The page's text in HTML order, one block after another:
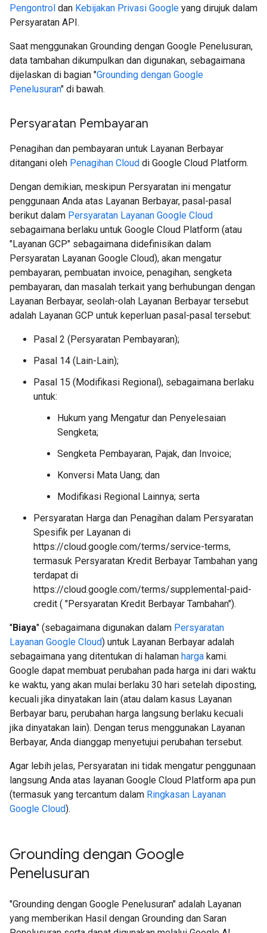
Pengontrol dan Kebijakan Privasi Google yang dirujuk dalam
Persyaratan API.
Saat menggunakan Grounding dengan Google Penelusuran,
data tambahan dikumpulkan dan digunakan, sebagaimana
dijelaskan di bagian "Grounding dengan Google
Penelusuran" di bawah.
Persyaratan Pembayaran
Penagihan dan pembayaran untuk Layanan Berbayar
ditangani oleh Penagihan Cloud di Google Cloud Platform.
Dengan demikian, meskipun Persyaratan ini mengatur
penggunaan Anda atas Layanan Berbayar, pasal-pasal
berikut dalam Persyaratan Layanan Google Cloud
sebagaimana berlaku untuk Google Cloud Platform (atau
"Layanan GCP" sebagaimana didefinisikan dalam
Persyaratan Layanan Google Cloud), akan mengatur
pembayaran, pembuatan invoice, penagihan, sengketa
pembayaran, dan masalah terkait yang berhubungan dengan
Layanan Berbayar, seolah-olah Layanan Berbayar tersebut
adalah Layanan GCP untuk keperluan pasal-pasal tersebut:
Pasal 2 (Persyaratan Pembayaran);
Pasal 14 (Lain-Lain);
Pasal 15 (Modifikasi Regional), sebagaimana berlaku
untuk:
Hukum yang Mengatur dan Penyelesaian
Sengketa;
Sengketa Pembayaran, Pajak, dan Invoice;
Konversi Mata Uang; dan
Modifikasi Regional Lainnya; serta
Persyaratan Harga dan Penagihan dalam Persyaratan
Spesifik per Layanan di
https://cloud.google.com/terms/service-terms,
termasuk Persyaratan Kredit Berbayar Tambahan yang
terdapat di
https://cloud.google.com/terms/supplemental-paid-
credit ( "Persyaratan Kredit Berbayar Tambahan").
"Biaya" (sebagaimana digunakan dalam Persyaratan
Layanan Google Cloud) untuk Layanan Berbayar adalah
sebagaimana yang ditentukan di halaman harga kami.
Google dapat membuat perubahan pada harga ini dari waktu
ke waktu, yang akan mulai berlaku 30 hari setelah diposting,
kecuali jika dinyatakan lain (atau dalam kasus Layanan
Berbayar baru, perubahan harga langsung berlaku kecuali
jika dinyatakan lain). Dengan terus menggunakan Layanan
Berbayar, Anda dianggap menyetujui perubahan tersebut.
Agar lebih jelas, Persyaratan ini tidak mengatur penggunaan
langsung Anda atas layanan Google Cloud Platform apa pun
(termasuk yang tercantum dalam Ringkasan Layanan
Google Cloud).
Grounding dengan Google
Penelusuran​​
"Grounding dengan Google Penelusuran" adalah Layanan
yang memberikan Hasil dengan Grounding dan Saran